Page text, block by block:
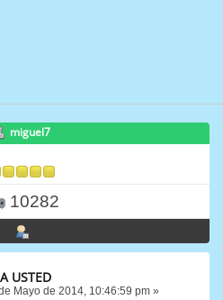
miguel7
10282
USTED
Mayo de 2014, 10:46:59 pm »